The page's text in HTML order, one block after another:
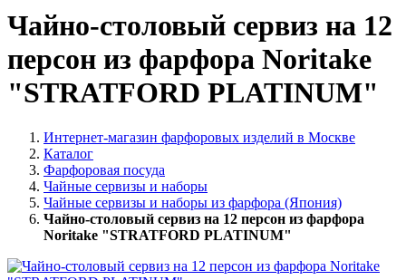
Чайно-столовый сервиз на 12
персон из фарфора Noritake
"STRATFORD PLATINUM"
Интернет-магазин фарфоровых изделий в Москве
Каталог
Фарфоровая посуда
Чайные сервизы и наборы
Чайные сервизы и наборы из фарфора (Япония)
Чайно-столовый сервиз на 12 персон из фарфора
Noritake "STRATFORD PLATINUM"